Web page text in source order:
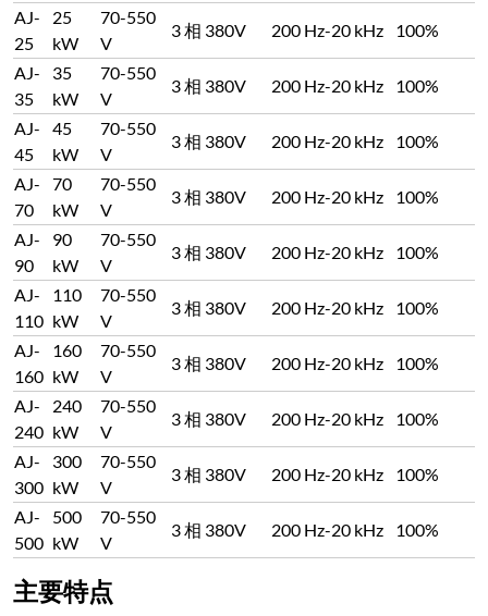
AJ-
25
25
kW
70-550
V
3 相 380V 200 Hz-20 kHz 100%
AJ-
35
35
kW
70-550
V
3 相 380V 200 Hz-20 kHz 100%
AJ-
45
45
kW
70-550
V
3 相 380V 200 Hz-20 kHz 100%
AJ-
70
70
kW
70-550
V
3 相 380V 200 Hz-20 kHz 100%
AJ-
90
90
kW
70-550
V
3 相 380V 200 Hz-20 kHz 100%
AJ-
110
110
kW
70-550
V
3 相 380V 200 Hz-20 kHz 100%
AJ-
160
160
kW
70-550
V
3 相 380V 200 Hz-20 kHz 100%
AJ-
240
240
kW
70-550
V
3 相 380V 200 Hz-20 kHz 100%
AJ-
300
300
kW
70-550
V
3 相 380V 200 Hz-20 kHz 100%
AJ-
500
500
kW
70-550
V
3 相 380V 200 Hz-20 kHz 100%
主要特点